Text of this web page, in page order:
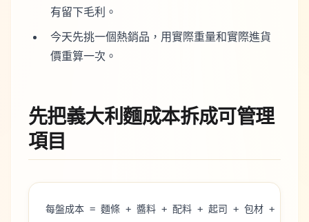
有留下毛利。
今天先挑一個熱銷品，用實際重量和實際進貨
價重算一次。
先把義大利麵成本拆成可管理
項目
每盤成本 = 麵條 + 醬料 + 配料 + 起司 + 包材 + 損耗